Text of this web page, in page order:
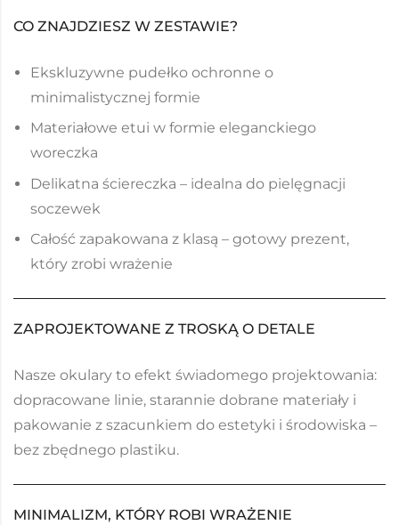
CO ZNAJDZIESZ W ZESTAWIE?
Ekskluzywne pudełko ochronne o
minimalistycznej formie
Materiałowe etui w formie eleganckiego
woreczka
Delikatna ściereczka – idealna do pielęgnacji
soczewek
Całość zapakowana z klasą – gotowy prezent,
który zrobi wrażenie
ZAPROJEKTOWANE Z TROSKĄ O DETALE
Nasze okulary to efekt świadomego projektowania:
dopracowane linie, starannie dobrane materiały i
pakowanie z szacunkiem do estetyki i środowiska –
bez zbędnego plastiku.
MINIMALIZM, KTÓRY ROBI WRAŻENIE